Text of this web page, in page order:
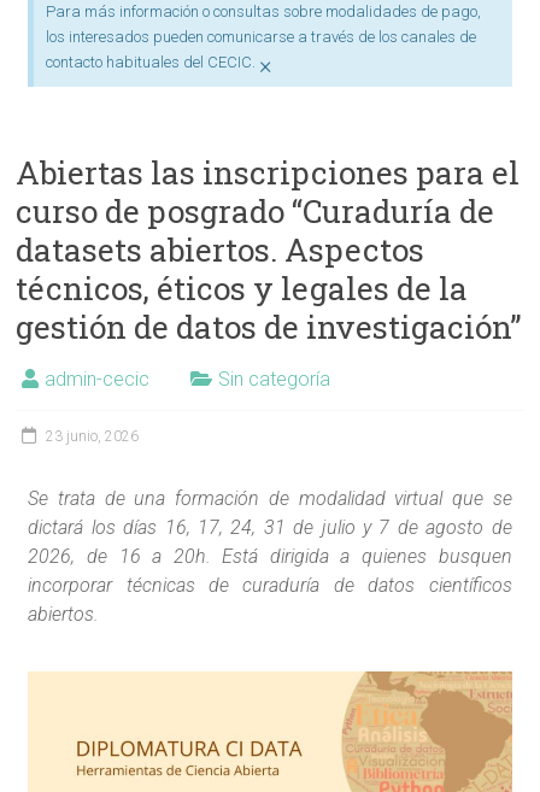
Para más información o consultas sobre modalidades de pago,
los interesados pueden comunicarse a través de los canales de
contacto habituales del CECIC. ×
Abiertas las inscripciones para el
curso de posgrado “Curaduría de
datasets abiertos. Aspectos
técnicos, éticos y legales de la
gestión de datos de investigación”
admin-cecic Sin categoría
23 junio, 2026
Se trata de una formación de modalidad virtual que se
dictará los días 16, 17, 24, 31 de julio y 7 de agosto de
2026, de 16 a 20h. Está dirigida a quienes busquen
incorporar técnicas de curaduría de datos científicos
abiertos.